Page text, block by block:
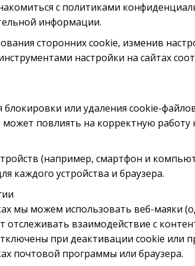
с политиками
информации.
сторонних cookie, изменив
настройки на сайтах
или удаления cookie-
повлиять на корректную работу
(например, смартфон и
каждого устройства и браузера.
мы можем использовать веб-маяки
отслеживать взаимодействие с
при деактивации cookie или
почтовой программы или браузера.